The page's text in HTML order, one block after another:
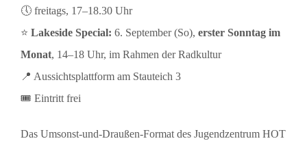
🕔 freitags, 17–18.30 Uhr
⭐ Lakeside Special: 6. September (So), erster Sonntag im
Monat, 14–18 Uhr, im Rahmen der Radkultur
📍 Aussichtsplattform am Stauteich 3
🎟 Eintritt frei
Das Umsonst-und-Draußen-Format des Jugendzentrum HOT